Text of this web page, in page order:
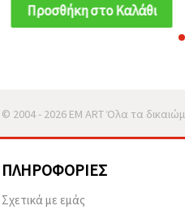
Προσθήκη στο Καλάθι
© 2004 - 2026 EM ART Όλα τα
ΠΛΗΡΟΦΟΡΊΕΣ
Σχετικά με εμάς